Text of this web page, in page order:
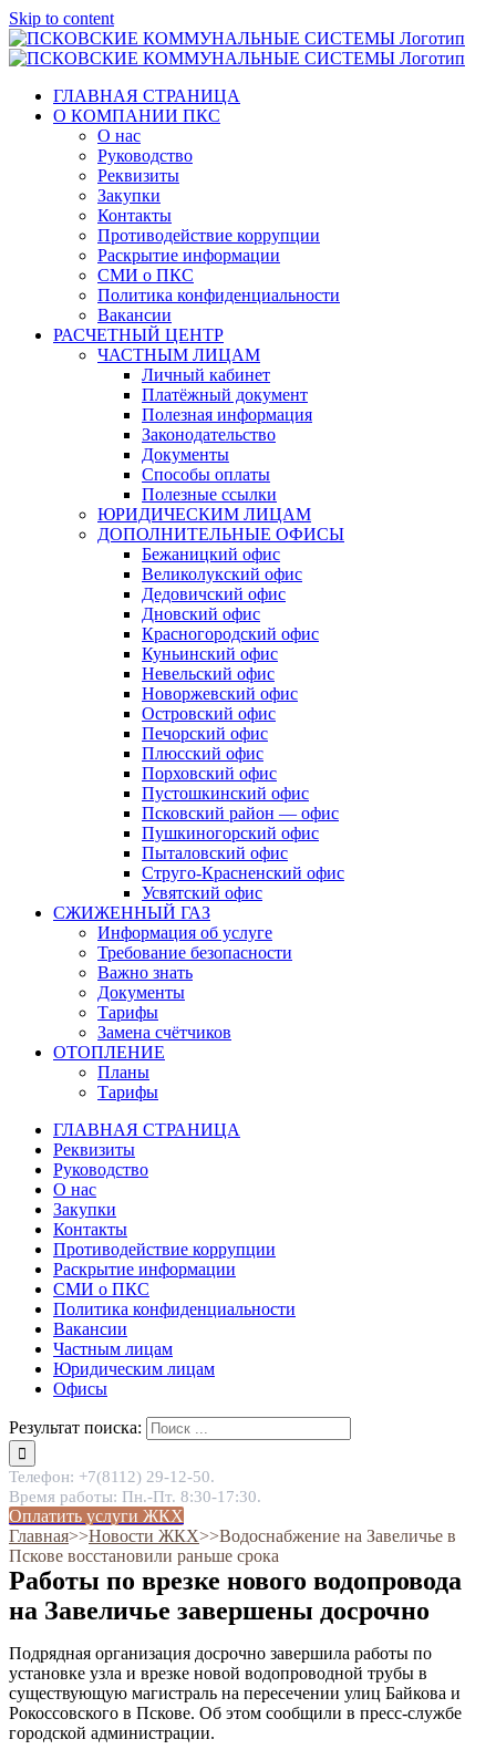
Skip to content
ГЛАВНАЯ СТРАНИЦА
О КОМПАНИИ ПКС
О нас
Руководство
Реквизиты
Закупки
Контакты
Противодействие коррупции
Раскрытие информации
СМИ о ПКС
Политика конфиденциальности
Вакансии
РАСЧЕТНЫЙ ЦЕНТР
ЧАСТНЫМ ЛИЦАМ
Личный кабинет
Платёжный документ
Полезная информация
Законодательство
Документы
Способы оплаты
Полезные ссылки
ЮРИДИЧЕСКИМ ЛИЦАМ
ДОПОЛНИТЕЛЬНЫЕ ОФИСЫ
Бежаницкий офис
Великолукский офис
Дедовичский офис
Дновский офис
Красногородский офис
Куньинский офис
Невельский офис
Новоржевский офис
Островский офис
Печорский офис
Плюсский офис
Порховский офис
Пустошкинский офис
Псковский район — офис
Пушкиногорский офис
Пыталовский офис
Струго-Красненский офис
Усвятский офис
СЖИЖЕННЫЙ ГАЗ
Информация об услуге
Требование безопасности
Важно знать
Документы
Тарифы
Замена счётчиков
ОТОПЛЕНИЕ
Планы
Тарифы
ГЛАВНАЯ СТРАНИЦА
Реквизиты
Руководство
О нас
Закупки
Контакты
Противодействие коррупции
Раскрытие информации
СМИ о ПКС
Политика конфиденциальности
Вакансии
Частным лицам
Юридическим лицам
Офисы
Результат поиска:
Телефон: +7(8112) 29-12-50.
Время работы: Пн.-Пт. 8:30-17:30.
Оплатить услуги ЖКХ
Главная˃˃Новости ЖКХ˃˃Водоснабжение на Завеличье в
Пскове восстановили раньше срока
Работы по врезке нового водопровода
на Завеличье завершены досрочно
Подрядная организация досрочно завершила работы по
установке узла и врезке новой водопроводной трубы в
существующую магистраль на пересечении улиц Байкова и
Рокоссовского в Пскове. Об этом сообщили в пресс-службе
городской администрации.